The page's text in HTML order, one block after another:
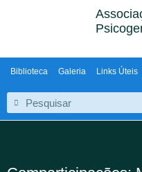
Biblioteca Galeria Links Úteis